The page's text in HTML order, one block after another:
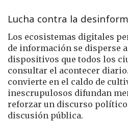
Lucha contra la
Los ecosistemas digitales
de información se disperse
dispositivos que todos los
consultar el acontecer
convierte en el caldo de
inescrupulosos difundan
reforzar un discurso político
discusión pública.